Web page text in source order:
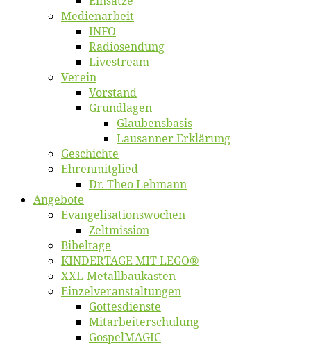
Me­di­en­ar­beit
INFO
Ra­dio­sen­dung
Live­stream
Ver­ein
Vor­stand
Grund­la­gen
Glaubens­ba­sis
Lausan­ner Erklärung
Ge­schich­te
Eh­ren­mit­glied
Dr. Theo Lehmann
An­ge­bo­te
Evangelisa­tions­wo­chen
Zelt­mis­si­on
Bi­bel­ta­ge
KINDERTAGE MIT LEGO®
XXL-Me­­tal­l­­bau­­kas­­ten
Einzelver­an­stal­tungen
Got­tes­diens­te
Mitarbeiter­schulung
Gos­pel­MA­GIC